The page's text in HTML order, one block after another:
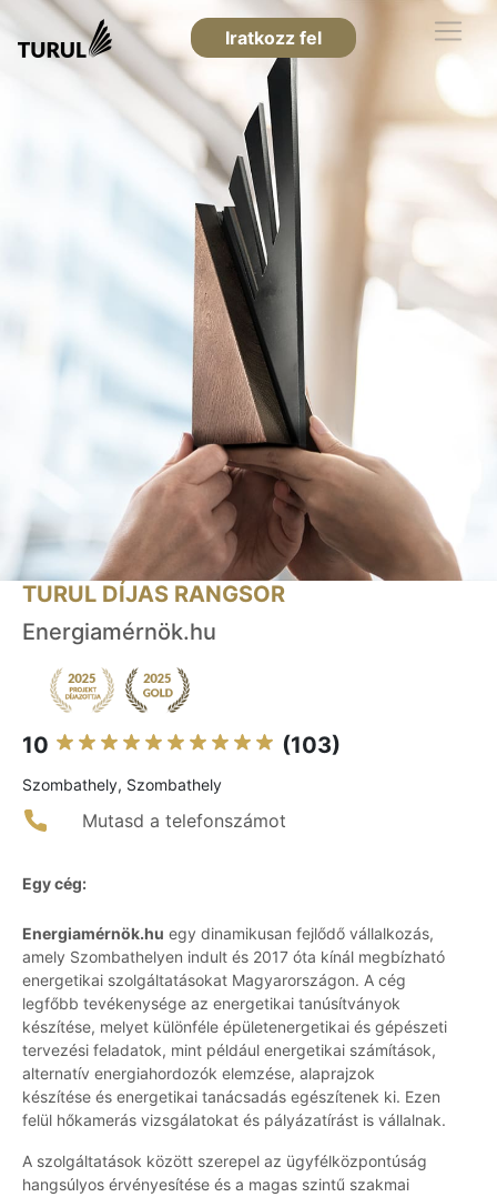
Iratkozz fel
TURUL DÍJAS RANGSOR
Energiamérnök.hu
10 (103)
Szombathely, Szombathely
Mutasd a telefonszámot
Egy cég:
Energiamérnök.hu egy dinamikusan fejlődő vállalkozás,
amely Szombathelyen indult és 2017 óta kínál megbízható
energetikai szolgáltatásokat Magyarországon. A cég
legfőbb tevékenysége az energetikai tanúsítványok
készítése, melyet különféle épületenergetikai és gépészeti
tervezési feladatok, mint például energetikai számítások,
alternatív energiahordozók elemzése, alaprajzok
készítése és energetikai tanácsadás egészítenek ki. Ezen
felül hőkamerás vizsgálatokat és pályázatírást is vállalnak.
A szolgáltatások között szerepel az ügyfélközpontúság
hangsúlyos érvényesítése és a magas szintű szakmai